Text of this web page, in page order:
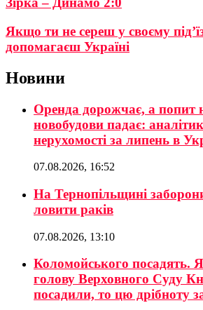
Якщо ти не сереш у своєму
допомагаєш Україні
Новини
Оренда дорожчає, а попит
новобудови падає:
нерухомості за липень в
07.08.2026, 16:52
На Тернопільщині
ловити раків
07.08.2026, 13:10
Коломойського посадять.
голову Верховного Суду
посадили, то цю дрібноту